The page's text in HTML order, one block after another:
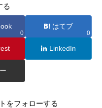
る
0
はてブ
0
LinkedIn
をフォローする